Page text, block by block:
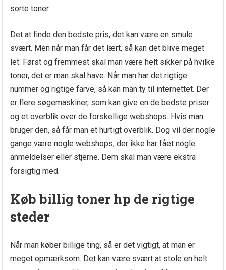
sorte toner.
Det at finde den bedste pris, det kan være en smule
svært. Men når man får det lært, så kan det blive meget
let. Først og fremmest skal man være helt sikker på hvilke
toner, det er man skal have. Når man har det rigtige
nummer og rigtige farve, så kan man ty til internettet. Der
er flere søgemaskiner, som kan give en de bedste priser
og et overblik over de forskellige webshops. Hvis man
bruger den, så får man et hurtigt overblik. Dog vil der nogle
gange være nogle webshops, der ikke har fået nogle
anmeldelser eller stjerne. Dem skal man være ekstra
forsigtig med.
Køb billig toner hp de rigtige
steder
Når man køber billige ting, så er det vigtigt, at man er
meget opmærksom. Det kan være svært at stole en helt